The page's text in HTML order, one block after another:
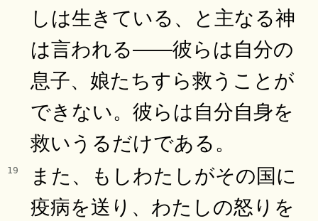
しは生きている、と主なる神
は言われる――彼らは自分の
息子、娘たちすら救うことが
できない。彼らは自分自身を
救いうるだけである。
19
また、もしわたしがその国に
疫病を送り、わたしの怒りを